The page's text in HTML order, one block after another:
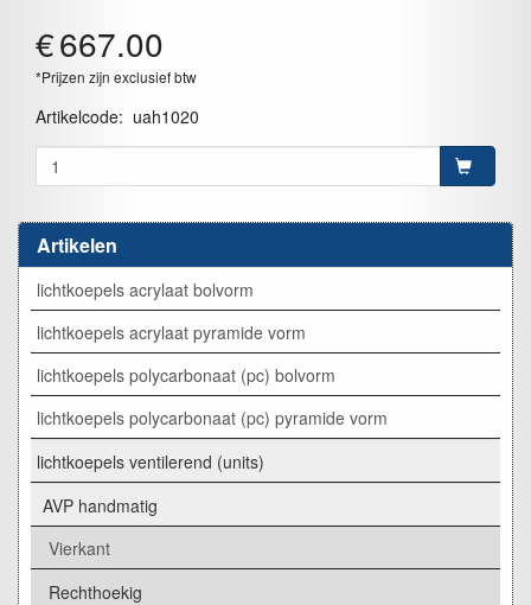
Artikelen
lichtkoepels acrylaat bolvorm
lichtkoepels acrylaat pyramide vorm
lichtkoepels polycarbonaat (pc) bolvorm
lichtkoepels polycarbonaat (pc) pyramide vorm
lichtkoepels ventilerend (units)
AVP handmatig
Vierkant
Rechthoekig
€667.00
*Prijzen zijn exclusief btw
Artikelcode: uah1020